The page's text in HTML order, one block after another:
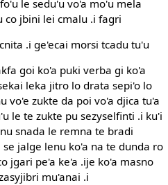
le sedu'u vo'a mo'u mela
co jbini lei cmalu .i fagri
.i ge'ecai morsi tcadu tu'u
goi ko'a puki verba gi ko'a
leka jitro lo drata sepi'o lo
vo'e zukte da poi vo'a djica tu'a
le te zukte pu sezyselfinti .i ku'i
snada le remna te bradi
jalge lenu ko'a na te dunda ro
jgari pe'a ke'a .ije ko'a masno
mu'anai .i